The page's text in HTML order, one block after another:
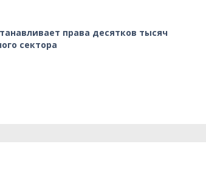
права десятков тысяч
сектора